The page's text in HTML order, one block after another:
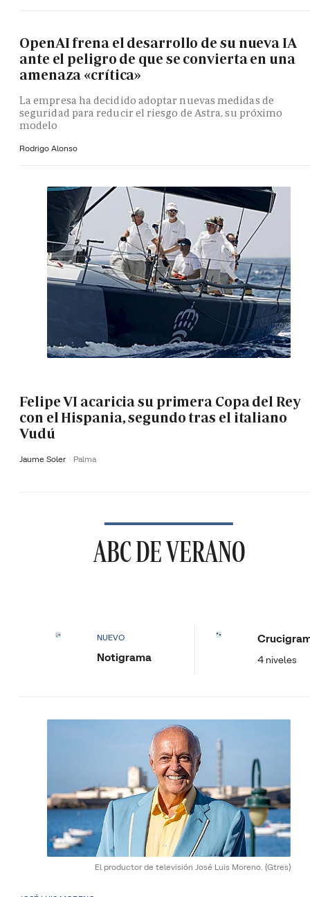
OpenAI frena el desarrollo de su nueva IA
ante el peligro de que se convierta en una
amenaza «crítica»
La empresa ha decidido adoptar nuevas medidas de
seguridad para reducir el riesgo de Astra, su próximo
modelo
Rodrigo Alonso
Felipe VI acaricia su primera Copa del Rey
con el Hispania, segundo tras el italiano
Vudú
Jaume Soler Palma
ABC DE VERANO
NUEVO
Notigrama 4 niveles
El productor de televisión José Luis Moreno. (Gtres)